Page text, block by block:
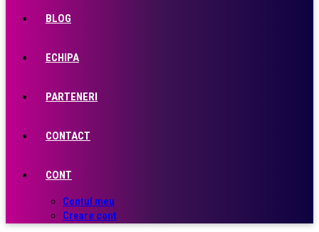
BLOG
ECHIPA
PARTENERI
CONTACT
CONT
Contul meu
Creare cont